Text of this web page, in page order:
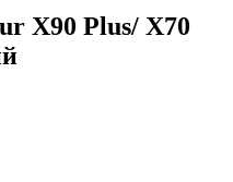
X90 Plus/ X70